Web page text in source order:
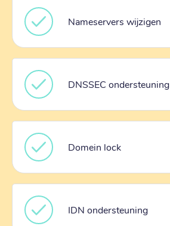
Nameservers wijzigen
DNSSEC ondersteuning
Domein lock
IDN ondersteuning